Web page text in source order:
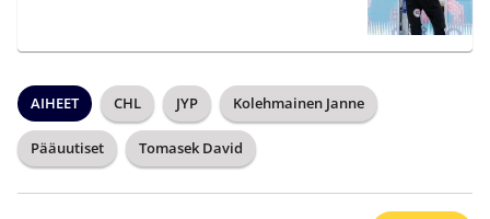
AIHEET CHL JYP Kolehmainen Janne
Pääuutiset Tomasek David